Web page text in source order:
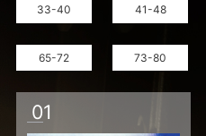
33-40 41-48
65-72 73-80
01